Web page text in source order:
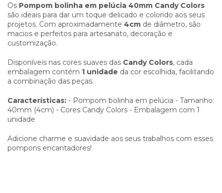
Os Pompom bolinha em pelúcia 40mm Candy Colors
são ideais para dar um toque delicado e colorido aos seus
projetos. Com aproximadamente 4cm de diâmetro, são
macios e perfeitos para artesanato, decoração e
customização.
Disponíveis nas cores suaves das Candy Colors, cada
embalagem contém 1 unidade da cor escolhida, facilitando
a combinação das peças.
Características: - Pompom bolinha em pelúcia - Tamanho:
40mm (4cm) - Cores Candy Colors - Embalagem com 1
unidade
Adicione charme e suavidade aos seus trabalhos com esses
pompons encantadores!